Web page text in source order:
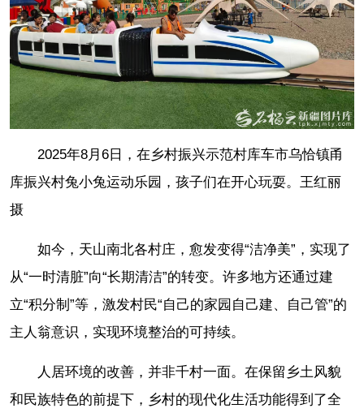
2025年8月6日，在乡村振兴示范村库车市乌恰镇甬
库振兴村兔小兔运动乐园，孩子们在开心玩耍。王红丽
摄
如今，天山南北各村庄，愈发变得“洁净美”，实现了
从“一时清脏”向“长期清洁”的转变。许多地方还通过建
立“积分制”等，激发村民“自己的家园自己建、自己管”的
主人翁意识，实现环境整治的可持续。
人居环境的改善，并非千村一面。在保留乡土风貌
和民族特色的前提下，乡村的现代化生活功能得到了全